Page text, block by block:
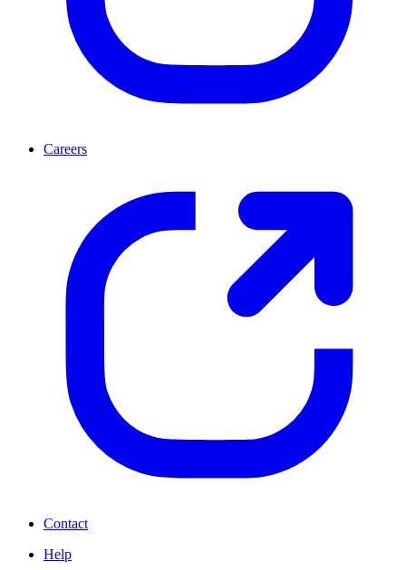
Careers
Contact
Help